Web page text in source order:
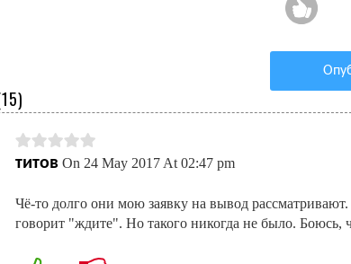
15)
титовOn 24 May 2017 At 02:47 pm
Чё-то долго они мою заявку на вывод
говорит "ждите". Но такого никогда не было. Боюсь,